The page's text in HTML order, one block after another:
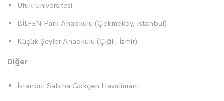
Ufuk Üniversitesi
BİLFEN Park Anaokulu (Çekmeköy, İstanbul)
Küçük Şeyler Anaokulu (Çiğli, İzmir)
Diğer
İstanbul Sabiha Gökçen Havalimanı